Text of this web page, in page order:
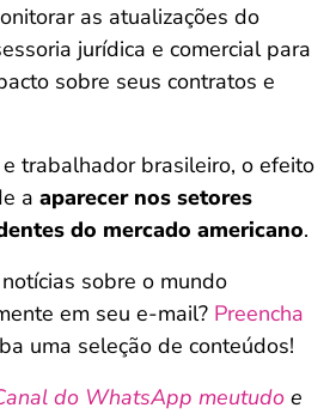
as atualizações do
jurídica e comercial para
sobre seus contratos e
trabalhador brasileiro, o efeito
a aparecer nos setores
do mercado americano.
sobre o mundo
em seu e-mail? Preencha
uma seleção de conteúdos!
do WhatsApp meutudo e